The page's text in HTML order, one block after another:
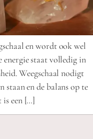
en wordt ook wel
energie staat volledig in
Weegschaal nodigt
staan en de balans op te
is een […]